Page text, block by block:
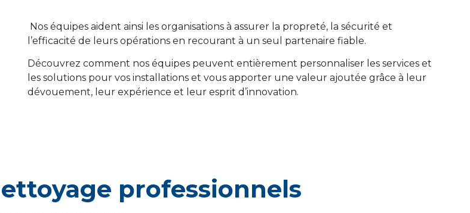
Nos équipes aident ainsi les organisations à assurer la propreté, la sécurité et
l’efficacité de leurs opérations en recourant à un seul partenaire fiable.
Découvrez comment nos équipes peuvent entièrement personnaliser les services et
les solutions pour vos installations et vous apporter une valeur ajoutée grâce à leur
dévouement, leur expérience et leur esprit d’innovation.
professionnels